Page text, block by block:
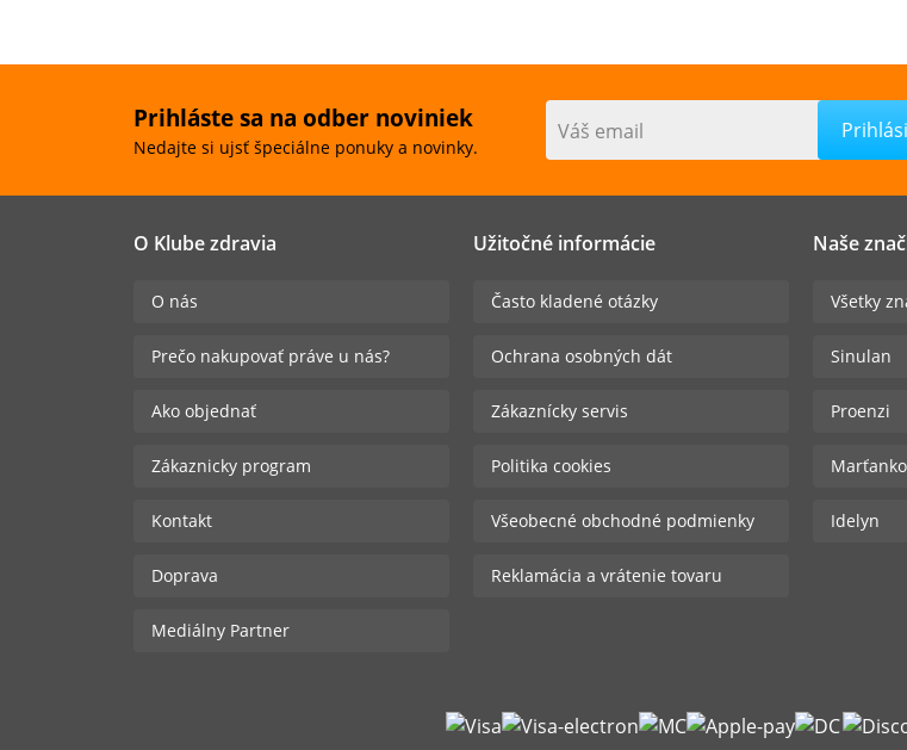
Prihláste sa na odber noviniek
Nedajte si ujsť špeciálne ponuky a novinky.
Váš email
O Klube zdravia
O nás
Prečo nakupovať práve u nás?
Ako objednať
Zákaznicky program
Kontakt
Doprava
Mediálny Partner
Užitočné informácie
Často kladené otázky
Ochrana osobných dát
Zákaznícky servis
Politika cookies
Všeobecné obchodné podmienky
Reklamácia a vrátenie tovaru
Naše
Všetky
Sinulan
Proenzi
Idelyn